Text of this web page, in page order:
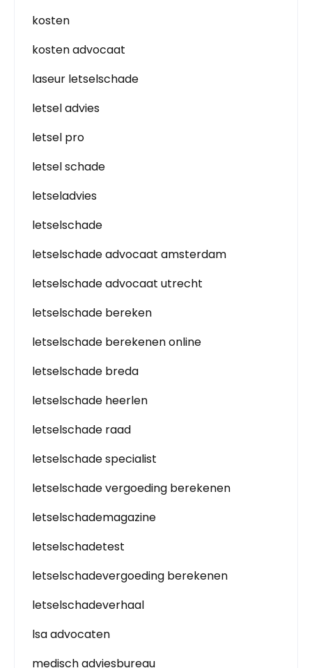
kosten
kosten advocaat
laseur letselschade
letsel advies
letsel pro
letsel schade
letseladvies
letselschade
letselschade advocaat amsterdam
letselschade advocaat utrecht
letselschade bereken
letselschade berekenen online
letselschade breda
letselschade heerlen
letselschade raad
letselschade specialist
letselschade vergoeding berekenen
letselschademagazine
letselschadetest
letselschadevergoeding berekenen
letselschadeverhaal
lsa advocaten
medisch adviesbureau